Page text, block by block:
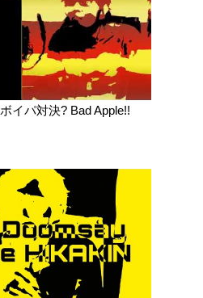
イパ対決? Bad Apple!!